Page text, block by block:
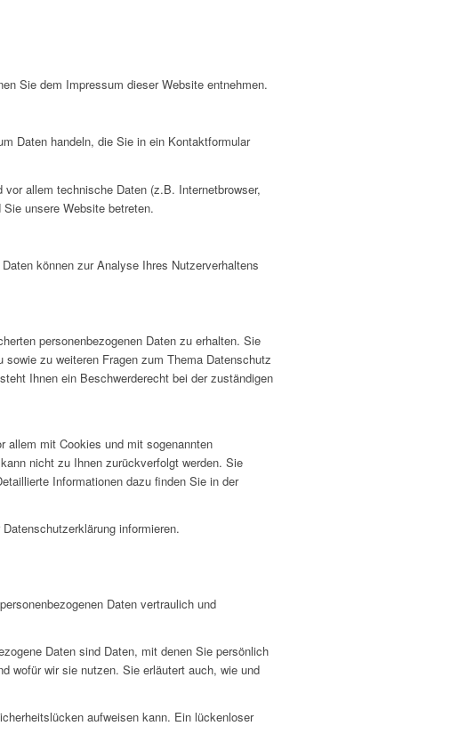
Sie dem Impressum dieser Website entnehmen.
Daten handeln, die Sie in ein Kontaktformular
allem technische Daten (z.B. Internetbrowser,
unsere Website betreten.
können zur Analyse Ihres Nutzerverhaltens
personenbezogenen Daten zu erhalten. Sie
zu weiteren Fragen zum Thema Datenschutz
Ihnen ein Beschwerderecht bei der zuständigen
allem mit Cookies und mit sogenannten
nicht zu Ihnen zurückverfolgt werden. Sie
Informationen dazu finden Sie in der
informieren.
Daten vertraulich und
Daten sind Daten, mit denen Sie persönlich
wofür wir sie nutzen. Sie erläutert auch, wie und
aufweisen kann. Ein lückenloser